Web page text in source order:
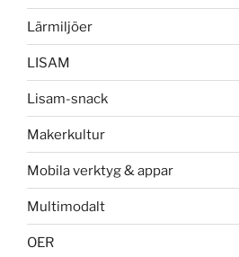
Lärmiljöer
LISAM
Lisam-snack
Makerkultur
Mobila verktyg & appar
Multimodalt
OER